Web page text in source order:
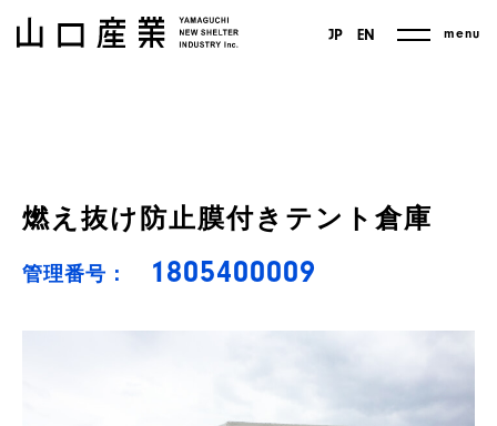
JP EN menu
燃え抜け防止膜付きテント倉庫
管理番号： 1805400009